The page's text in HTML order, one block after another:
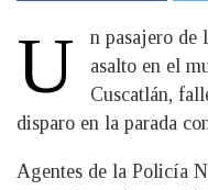
U
n pasajero de
asalto en el
Cuscatlán,
disparo en la parada
Agentes de la Policía